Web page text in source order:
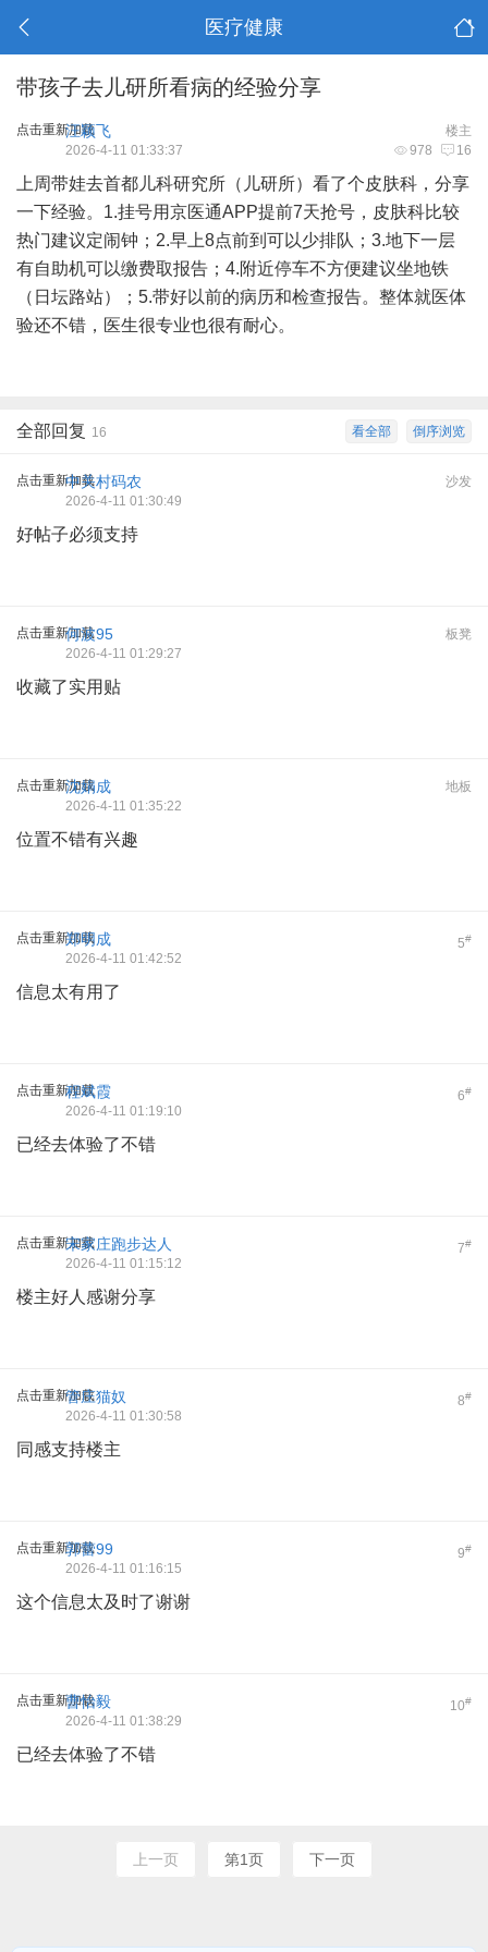
医疗健康
带孩子去儿研所看病的经验分享
点击重新加载 楼主
汪颖飞
978 16
2026-4-11 01:33:37
上周带娃去首都儿科研究所（儿研所）看了个皮肤科，分享
一下经验。1.挂号用京医通APP提前7天抢号，皮肤科比较
热门建议定闹钟；2.早上8点前到可以少排队；3.地下一层
有自助机可以缴费取报告；4.附近停车不方便建议坐地铁
（日坛路站）；5.带好以前的病历和检查报告。整体就医体
验还不错，医生很专业也很有耐心。
倒序浏览
看全部
全部回复 16
点击重新加载 沙发
中关村码农
2026-4-11 01:30:49
好帖子必须支持
点击重新加载 板凳
何波95
2026-4-11 01:29:27
收藏了实用贴
点击重新加载 地板
沈娟成
2026-4-11 01:35:22
位置不错有兴趣
点击重新加载 5#
郑明成
2026-4-11 01:42:52
信息太有用了
点击重新加载 6#
程斌霞
2026-4-11 01:19:10
已经去体验了不错
点击重新加载 7#
宋家庄跑步达人
2026-4-11 01:15:12
楼主好人感谢分享
点击重新加载 8#
管庄猫奴
2026-4-11 01:30:58
同感支持楼主
点击重新加载 9#
郭蕾99
2026-4-11 01:16:15
这个信息太及时了谢谢
点击重新加载 10#
曹怡毅
2026-4-11 01:38:29
已经去体验了不错
上一页 第1页 下一页